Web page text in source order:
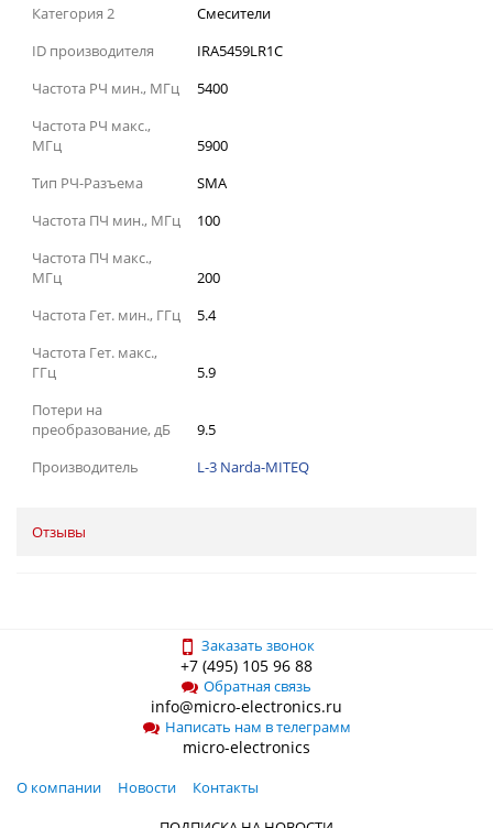
Категория 2
Смесители
ID производителя
IRA5459LR1C
Частота РЧ мин., МГц
5400
Частота РЧ макс.,
МГц
5900
Тип РЧ-Разъема
SMA
Частота ПЧ мин., МГц
100
Частота ПЧ макс.,
МГц
200
Частота Гет. мин., ГГц
5.4
Частота Гет. макс.,
ГГц
5.9
Потери на
преобразование, дБ
9.5
Производитель
L-3 Narda-MITEQ
Отзывы
Заказать звонок
+7 (495) 105 96 88
Обратная связь
info@micro-electronics.ru
Написать нам в телеграмм
micro-electronics
О компании Новости
Контакты